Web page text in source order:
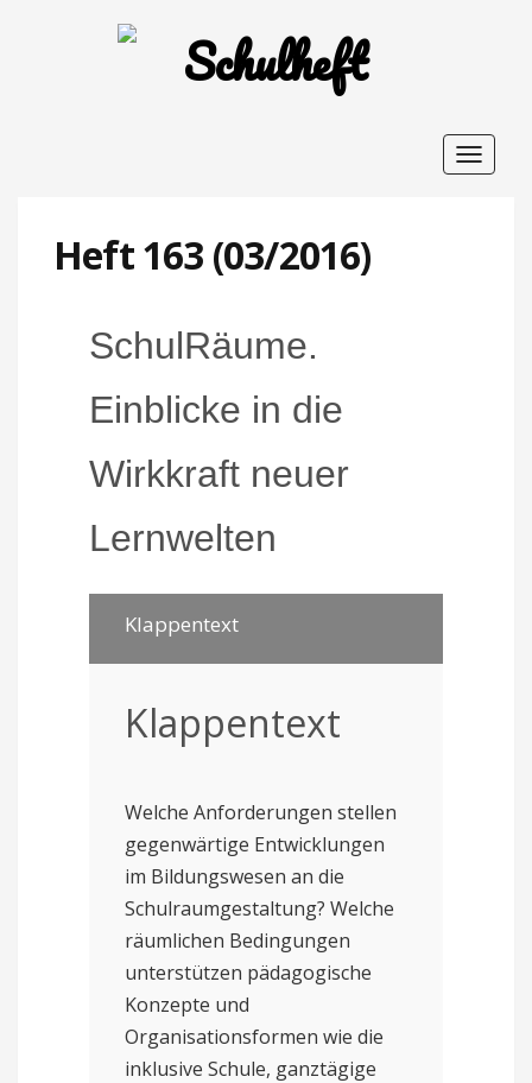
Toggle
Heft 163 (03/2016)
SchulRäume.
Einblicke in die
Wirkkraft neuer
Lernwelten
Klappentext
Klappentext
Welche Anforderungen stellen
gegenwärtige Entwicklungen
im Bildungswesen an die
Schulraumgestaltung? Welche
räumlichen Bedingungen
unterstützen pädagogische
Konzepte und
Organisationsformen wie die
inklusive Schule, ganztägige